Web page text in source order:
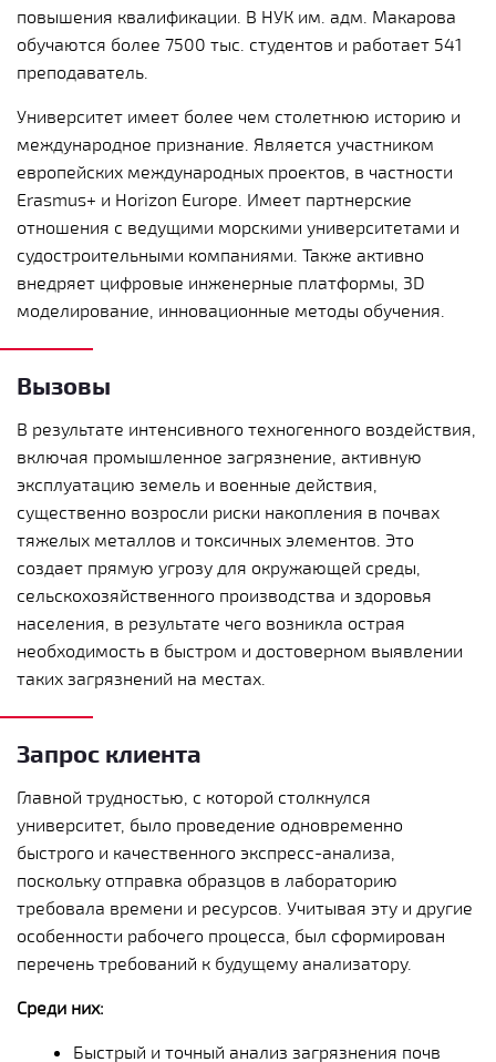
повышения квалификации. В НУК им. адм. Макарова
обучаются более 7500 тыс. студентов и работает 541
преподаватель.
Университет имеет более чем столетнюю историю и
международное признание. Является участником
европейских международных проектов, в частности
Erasmus+ и Horizon Europe. Имеет партнерские
отношения с ведущими морскими университетами и
судостроительными компаниями. Также активно
внедряет цифровые инженерные платформы, 3D
моделирование, инновационные методы обучения.
Вызовы
В результате интенсивного техногенного воздействия,
включая промышленное загрязнение, активную
эксплуатацию земель и военные действия,
существенно возросли риски накопления в почвах
тяжелых металлов и токсичных элементов. Это
создает прямую угрозу для окружающей среды,
сельскохозяйственного производства и здоровья
населения, в результате чего возникла острая
необходимость в быстром и достоверном выявлении
таких загрязнений на местах.
Запрос клиента
Главной трудностью, с которой столкнулся
университет, было проведение одновременно
быстрого и качественного экспресс-анализа,
поскольку отправка образцов в лабораторию
требовала времени и ресурсов. Учитывая эту и другие
особенности рабочего процесса, был сформирован
перечень требований к будущему анализатору.
Среди них:
Быстрый и точный анализ загрязнения почв